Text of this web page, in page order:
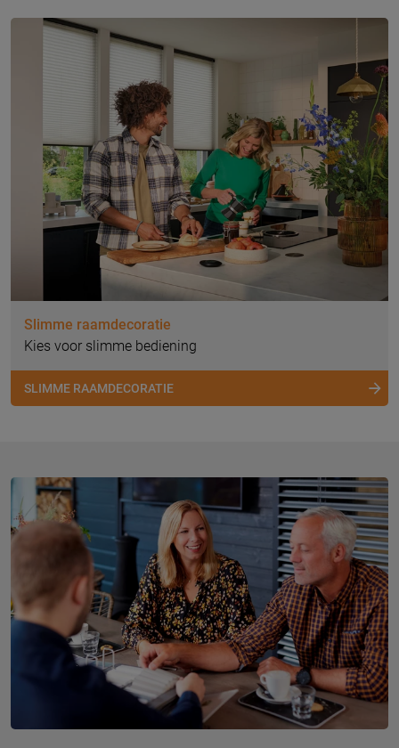
Slimme raamdecoratie
Kies voor slimme bediening
SLIMME RAAMDECORATIE